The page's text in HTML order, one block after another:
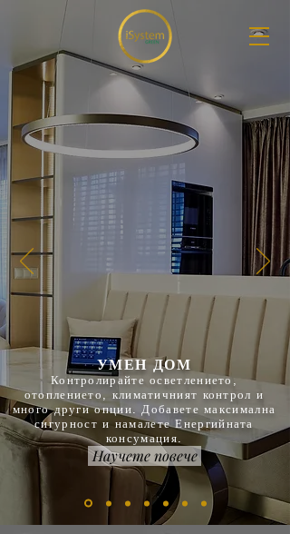
УМЕН ДОМ
Контролирайте осветлението,
отоплението, климатичният контрол и
много други опции. Добавете максимална
сигурност и намалете Енергийната
консумация.
Научете повече